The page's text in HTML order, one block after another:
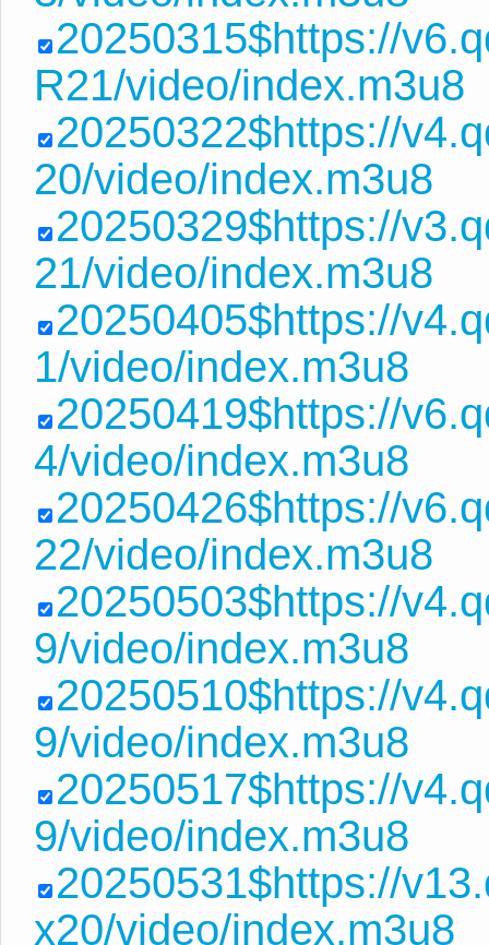
20250315$https://
R21/video/index.m3u8
20250322$https://
20/video/index.m3u8
20250329$https://
21/video/index.m3u8
20250405$https://
1/video/index.m3u8
20250419$https://
4/video/index.m3u8
20250426$https://
22/video/index.m3u8
20250503$https://
9/video/index.m3u8
20250510$https://
9/video/index.m3u8
20250517$https://
9/video/index.m3u8
20250531$https://
x20/video/index.m3u8